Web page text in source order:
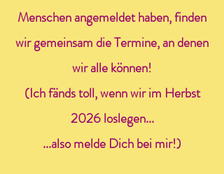
Menschen angemeldet haben, finden
wir gemeinsam die Termine, an denen
wir alle können!
(Ich fänds toll, wenn wir im Herbst
2026 loslegen...
...also melde Dich bei mir!)